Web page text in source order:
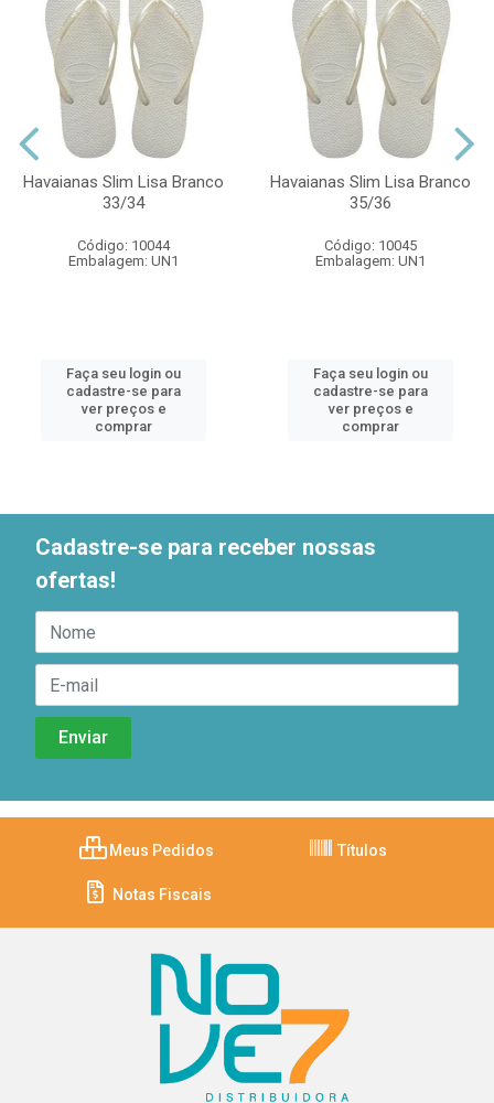
Havaianas Slim Lisa Branco
33/34
Código: 10044
Embalagem: UN1
Faça seu login ou
cadastre-se para
ver preços e
comprar
Havaianas Slim Lisa Branco
35/36
Código: 10045
Embalagem: UN1
Faça seu login ou
cadastre-se para
ver preços e
comprar
Cadastre-se para receber nossas
ofertas!
Meus Pedidos Títulos
Notas Fiscais